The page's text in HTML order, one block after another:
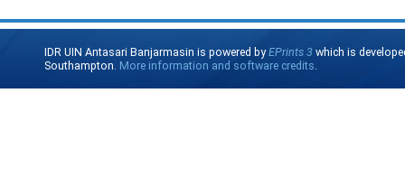
IDR UIN Antasari Banjarmasin is powered byEPrints 3 which is
Southampton. More information and software credits.